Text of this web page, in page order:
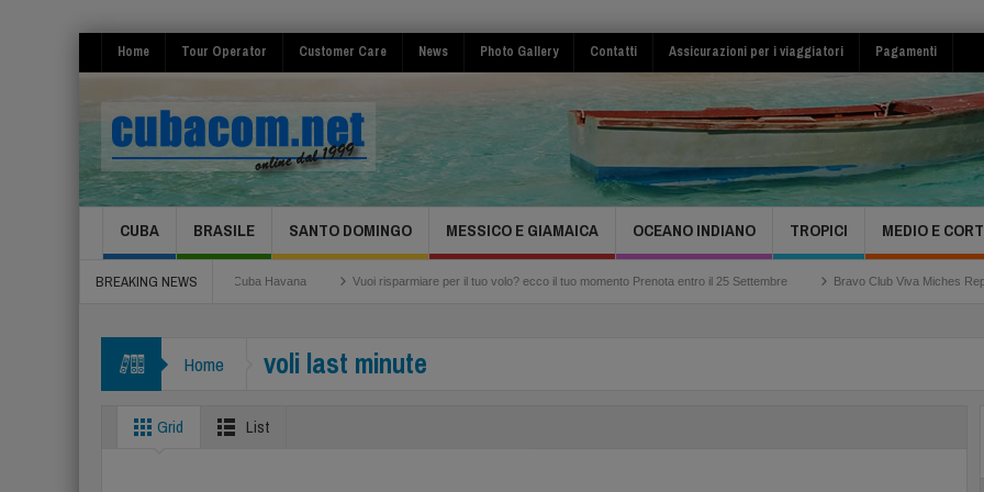
Home Tour Operator Customer Care News Photo Gallery Contatti Assicurazioni per i viaggiatori Pagamenti
CUBA BRASILE SANTO DOMINGO MESSICO E GIAMAICA OCEANO INDIANO TROPICI MEDIO E
BREAKING NEWS
Festival de la Salsa 2026 Cuba Havana Vuoi risparmiare per il tuo volo? ecco il tuo momento Prenota entro il 25 Settembre Bravo Club Viva Miches Repubblica
Home voli last minute
Grid List